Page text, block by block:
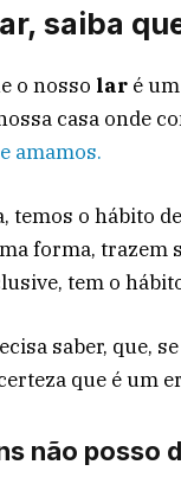
saiba
o nosso lar é
casa onde
amamos.
temos o hábito
forma, trazem
tem o
saber, que,
que é um
não posso